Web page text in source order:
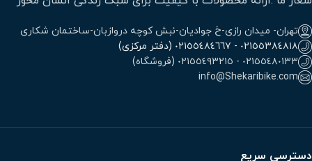
تهران- میدان رازی-خ جوادیان-نبش کوچه دروازبان-ساختمان شکاری
٠٢١٥٥٣٨٤٨١٨ - ٠٢١٥٥٤٨٤٦٦٧ (دفتر مرکزی)
٠٢١٥٥٤٨٠١٣٣ - ٠٢١٥٥٤٩٣٢١٥ (فروشگاه)
info@Shekaribike.com
دسترسی سریع